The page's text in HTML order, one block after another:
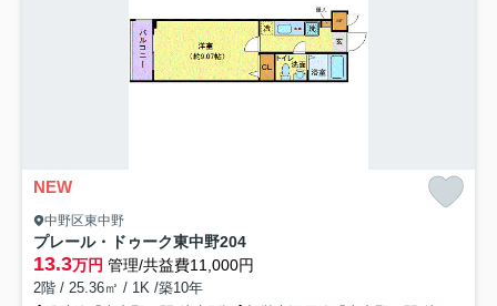
NEW
中野区東中野
プレール・ドゥーク東中野204
13.3万円 管理/共益費11,000円
2階 / 25.36㎡ / 1K /築10年